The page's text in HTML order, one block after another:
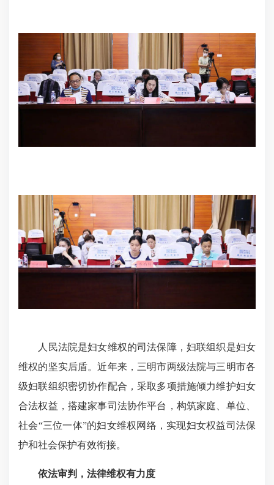
人民法院是妇女维权的司法保障，妇联组织是妇女
维权的坚实后盾。近年来，三明市两级法院与三明市各
级妇联组织密切协作配合，采取多项措施倾力维护妇女
合法权益，搭建家事司法协作平台，构筑家庭、单位、
社会“三位一体”的妇女维权网络，实现妇女权益司法保
护和社会保护有效衔接。
依法审判，法律维权有力度